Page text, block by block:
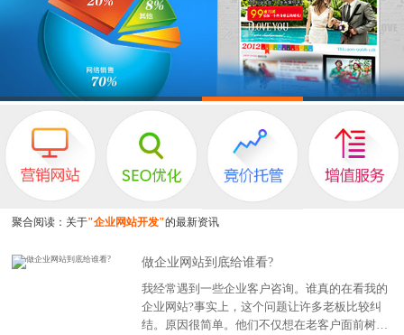
聚合阅读：关于"企业网站开发"的最新资讯
做企业网站到底给谁看?
我经常遇到一些企业客户咨询。谁真的在看我的
企业网站?事实上，这个问题让许多老板比较纠
结。原因很简单。他们不仅想在老客户面前树立